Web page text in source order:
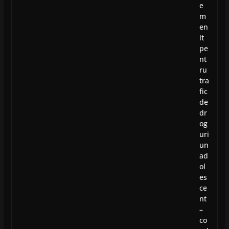
e
m
en
it
pe
nt
ru
tra
fic
de
dr
og
uri
un
ad
ol
es
ce
nt
–
co